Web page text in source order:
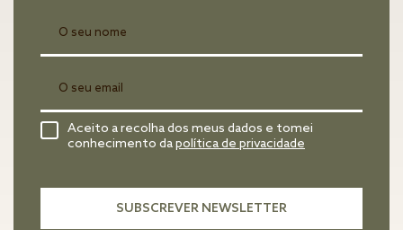
Aceito a recolha dos meus dados e tomei
conhecimento dapolítica de privacidade